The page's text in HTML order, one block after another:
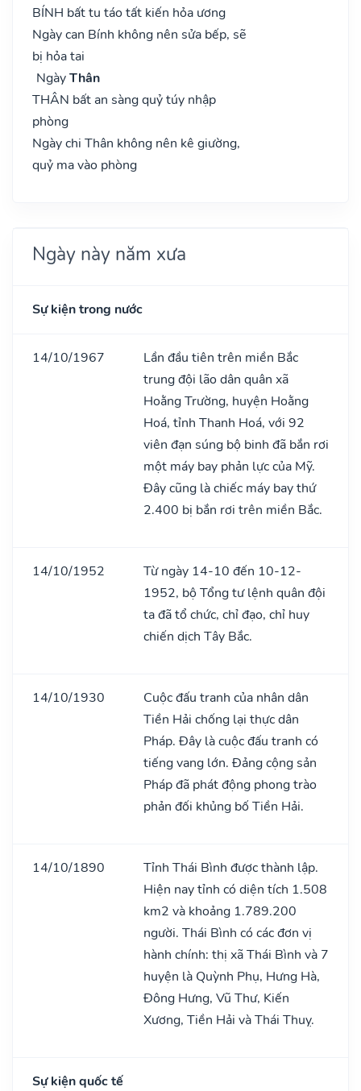
BÍNH bất tu táo tất kiến hỏa ương
Ngày can Bính không nên sửa bếp, sẽ
bị hỏa tai
NgàyThân
THÂN bất an sàng quỷ túy nhập
phòng
Ngày chi Thân không nên kê giường,
quỷ ma vào phòng
Ngày này năm xưa
Sự kiện trong nước
14/10/1967
Lần đầu tiên trên miền Bắc
trung đội lão dân quân xã
Hoằng Trường, huyện Hoằng
Hoá, tỉnh Thanh Hoá, với 92
viên đạn súng bộ binh đã bắn rơi
một máy bay phản lực của Mỹ.
Đây cũng là chiếc máy bay thứ
2.400 bị bắn rơi trên miền Bắc.
14/10/1952
Từ ngày 14-10 đến 10-12-
1952, bộ Tổng tư lệnh quân đội
ta đã tổ chức, chỉ đạo, chỉ huy
chiến dịch Tây Bắc.
14/10/1930
Cuộc đấu tranh của nhân dân
Tiền Hải chống lại thực dân
Pháp. Đây là cuộc đấu tranh có
tiếng vang lớn. Đảng cộng sản
Pháp đã phát động phong trào
phản đối khủng bố Tiền Hải.
14/10/1890
Tỉnh Thái Bình được thành lập.
Hiện nay tỉnh có diện tích 1.508
km2 và khoảng 1.789.200
người. Thái Bình có các đơn vị
hành chính: thị xã Thái Bình và 7
huyện là Quỳnh Phụ, Hưng Hà,
Đông Hưng, Vũ Thư, Kiến
Xương, Tiền Hải và Thái Thuỵ.
Sự kiện quốc tế